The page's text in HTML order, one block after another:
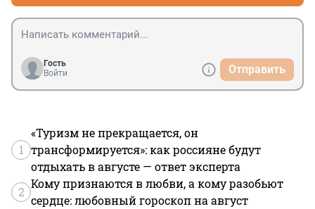
Гость
Войти
Отправить
1
«Туризм не прекращается, он
трансформируется»: как россияне будут
отдыхать в августе — ответ эксперта
2
Кому признаются в любви, а кому разобьют
сердце: любовный гороскоп на август